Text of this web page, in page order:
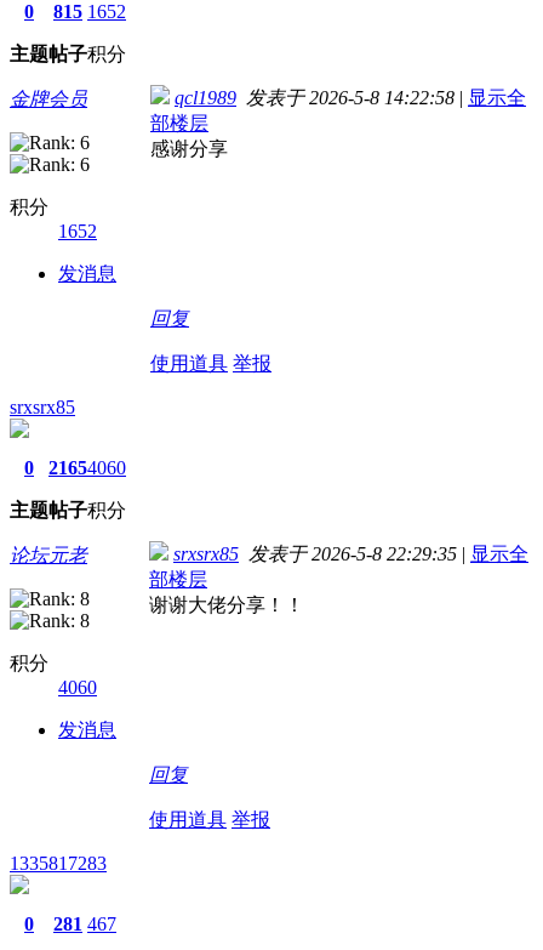
0
主题
815
帖子
1652
积分
金牌会员
积分
1652
发消息
qcl1989 发表于 2026-5-8 14:22:58 | 显示全
部楼层
感谢分享
回复
使用道具 举报
srxsrx85
0
主题
2165
帖子
4060
积分
论坛元老
积分
4060
发消息
srxsrx85 发表于 2026-5-8 22:29:35 | 显示全
部楼层
谢谢大佬分享！！
回复
使用道具 举报
1335817283
0 281 467